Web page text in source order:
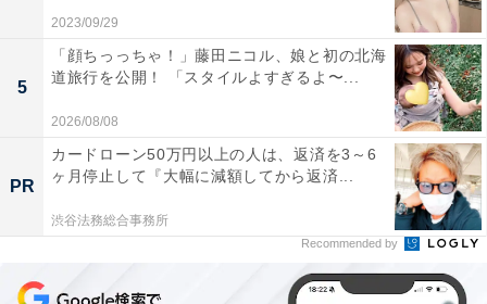
2023/09/29
5
「顔ちっっちゃ！」藤田ニコル、娘と初の北海
道旅行を公開！ 「スタイルよすぎるよ〜...
2026/08/08
PR
カードローン50万円以上の人は、返済を3～6
ヶ月停止して『大幅に減額してから返済...
渋谷法務総合事務所
Recommended by